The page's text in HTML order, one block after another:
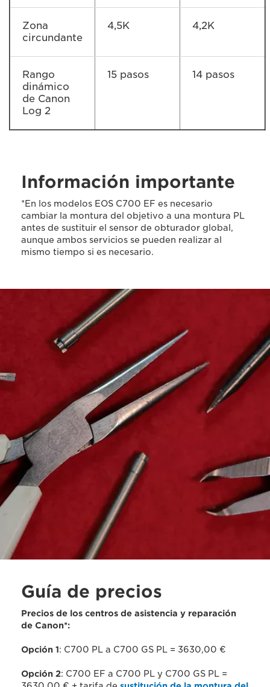
Zona
circundante
4,5K 4,2K
Rango
dinámico
de Canon
Log 2
15 pasos 14 pasos
Información importante
*En los modelos EOS C700 EF es necesario
cambiar la montura del objetivo a una montura PL
antes de sustituir el sensor de obturador global,
aunque ambos servicios se pueden realizar al
mismo tiempo si es necesario.
Guía de precios
Precios de los centros de asistencia y reparación
de Canon*:
Opción 1: C700 PL a C700 GS PL = 3630,00 €
Opción 2: C700 EF a C700 PL y C700 GS PL =